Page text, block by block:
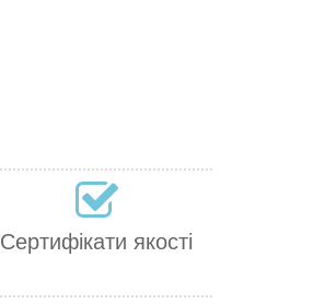
Сертифікати якості